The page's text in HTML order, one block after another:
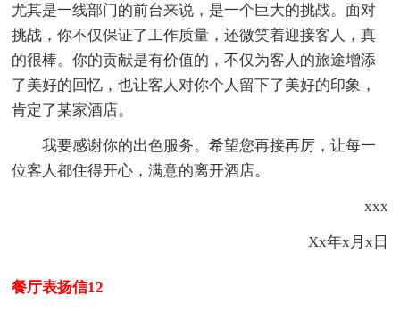
尤其是一线部门的前台来说，是一个巨大的挑战。面对
挑战，你不仅保证了工作质量，还微笑着迎接客人，真
的很棒。你的贡献是有价值的，不仅为客人的旅途增添
了美好的回忆，也让客人对你个人留下了美好的印象，
肯定了某家酒店。
我要感谢你的出色服务。希望您再接再厉，让每一
位客人都住得开心，满意的离开酒店。
xxx
Xx年x月x日
餐厅表扬信12